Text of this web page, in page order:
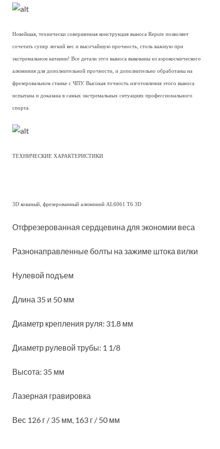
Новейшая, технически совершенная конструкция выноса Repute позволяет
сочетать супер легкий вес и высочайшую прочность, столь важную при
экстремальном катании! Все детали этго выноса выкованы из аэрокосмического
алюминия для дополнительной прочности, и дополнительно обработаны на
фрезеровальном станке с ЧПУ. Высокая точность изготовления этого выноса
испытана и доказана в самых экстремальных ситуациях профессионального
спорта.
ТЕХНИЧЕСКИЕ ХАРАКТЕРИСТИКИ
3D кованый, фрезерованный алюминий AL6061 T6 3D
Отфрезерованная сердцевина для экономии веса
Разнонаправленные болты на зажиме штока вилки
Нулевой подъем
Длина 35 и 50 мм
Диаметр крепления руля: 31.8 мм
Диаметр рулевой трубы: 1 1/8
Высота: 35 мм
Лазерная гравировка
Вес 126 г / 35 мм, 163 г / 50 мм